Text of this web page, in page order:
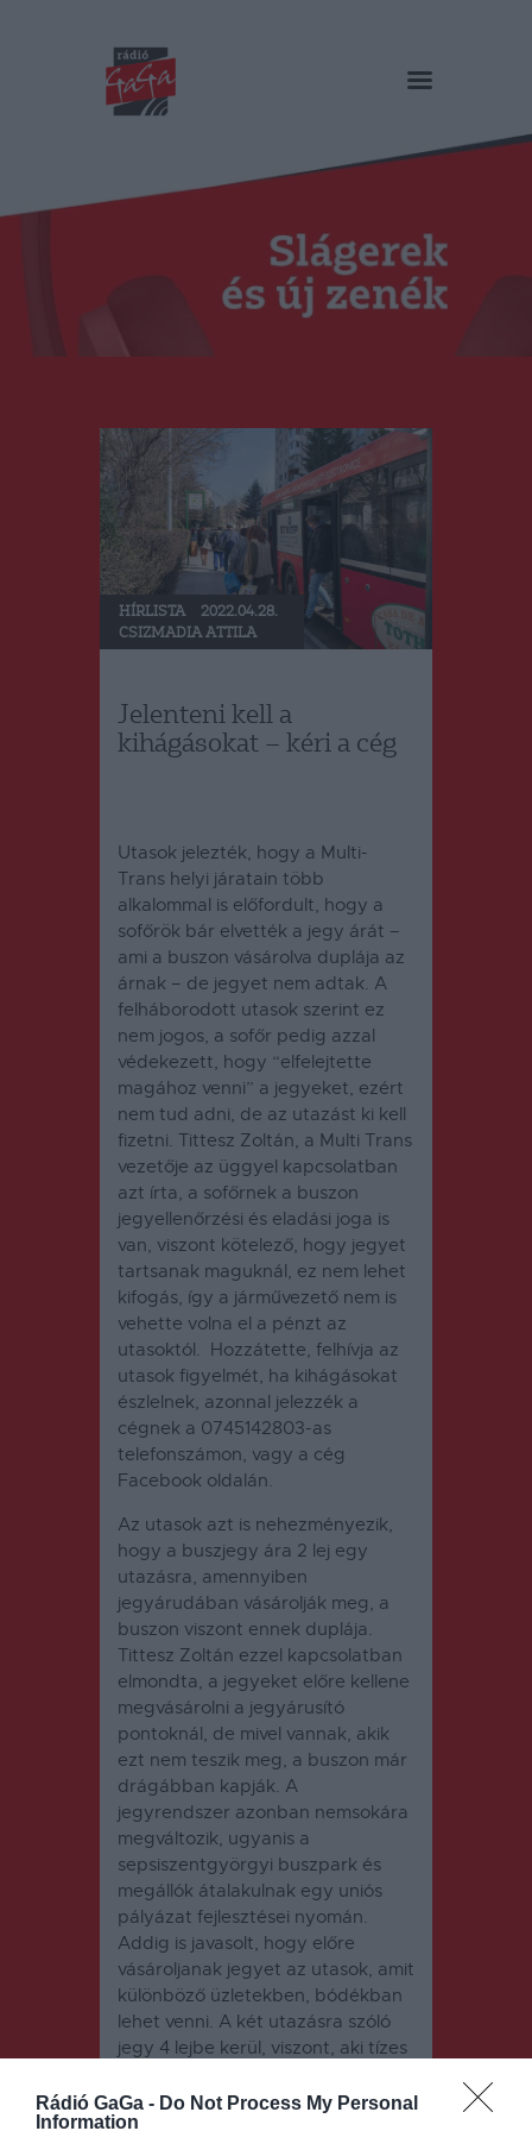
Rádió GaGa - Do Not Process My Personal
Information
RÁDIÓ GAGA
Műsorok
Duma Duba
Podcast és videók
Stáb
Kapcsolat
RO
HÍRLISTA
2022.04.28.
CSIZMADIA ATTILA
Jelenteni kell a
kihágásokat – kéri a cég
Utasok jelezték, hogy a Multi-
Trans helyi járatain több
alkalommal is előfordult, hogy a
sofőrök bár elvették a jegy árát –
ami a buszon vásárolva duplája az
árnak – de jegyet nem adtak. A
felháborodott utasok szerint ez
nem jogos, a sofőr pedig azzal
védekezett, hogy “elfelejtette
magához venni” a jegyeket, ezért
nem tud adni, de az utazást ki kell
fizetni. Tittesz Zoltán, a Multi Trans
vezetője az üggyel kapcsolatban
azt írta, a sofőrnek a buszon
jegyellenőrzési és eladási joga is
van, viszont kötelező, hogy jegyet
tartsanak maguknál, ez nem lehet
kifogás, így a járművezető nem is
vehette volna el a pénzt az
utasoktól. Hozzátette, felhívja az
utasok figyelmét, ha kihágásokat
észlelnek, azonnal jelezzék a
cégnek a 0745142803-as
telefonszámon, vagy a cég
Facebook oldalán.
Az utasok azt is nehezményezik,
hogy a buszjegy ára 2 lej egy
utazásra, amennyiben
jegyárudában vásárolják meg, a
buszon viszont ennek duplája.
Tittesz Zoltán ezzel kapcsolatban
elmondta, a jegyeket előre kellene
megvásárolni a jegyárusító
pontoknál, de mivel vannak, akik
ezt nem teszik meg, a buszon már
drágábban kapják. A
jegyrendszer azonban nemsokára
megváltozik, ugyanis a
sepsiszentgyörgyi buszpark és
megállók átalakulnak egy uniós
pályázat fejlesztései nyomán.
Addig is javasolt, hogy előre
vásároljanak jegyet az utasok, amit
különböző üzletekben, bódékban
lehet venni. A két utazásra szóló
jegy 4 lejbe kerül, viszont, aki tízes
utazásra szóló jegyet.